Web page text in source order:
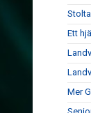
Ett
Mer